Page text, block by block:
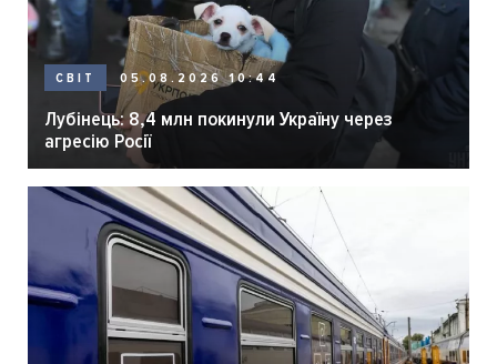
СВІТ 05.08.2026 10:44
Лубінець: 8,4 млн покинули Україну через
агресію Росії